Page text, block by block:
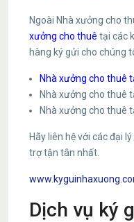
Ngoài Nhà xưởng cho
xưởng cho thuê tại các
hàng ký gửi cho chúng
Nhà xưởng cho thuê
Nhà xưởng cho thuê
Nhà xưởng cho thuê
Hãy liên hệ với các đại
trợ tận tân nhất.
Dịch vụ ký